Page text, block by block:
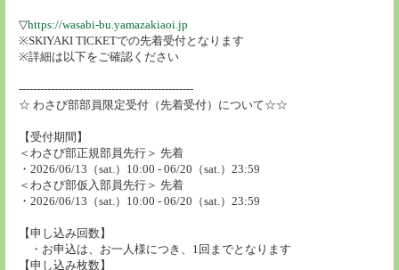
▽https://wasabi-bu.yamazakiaoi.jp
※SKIYAKI TICKETでの先着受付となります
※詳細は以下をご確認ください
-------------------------------------------------
☆ わさび部部員限定受付（先着受付）について☆☆
【受付期間】
＜わさび部正規部員先行＞ 先着
・2026/06/13（sat.）10:00 - 06/20（sat.）23:59
＜わさび部仮入部員先行＞ 先着
・2026/06/13（sat.）10:00 - 06/20（sat.）23:59
【申し込み回数】
・お申込は、お一人様につき、1回までとなります
【申し込み枚数】